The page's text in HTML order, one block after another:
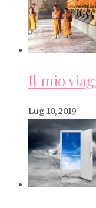
Il mio
Lug 10, 2019